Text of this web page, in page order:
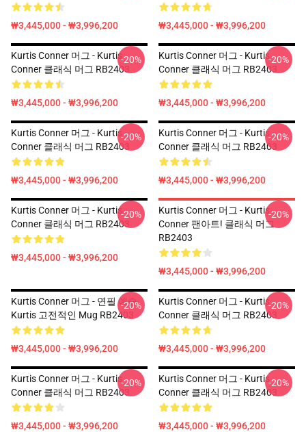
₩3,445,000 - ₩3,996,200 ₩3,445,000 - ₩3,996,200
Kurtis Conner 머그 - Kurtis
Conner 클래식 머그 RB2403
₩3,445,000 - ₩3,996,200
-20%
Kurtis Conner 머그 - Kurtis
Conner 클래식 머그 RB2403
₩3,445,000 - ₩3,996,200
-20%
Kurtis Conner 머그 - Kurtis
Conner 클래식 머그 RB2403
₩3,445,000 - ₩3,996,200
-20%
Kurtis Conner 머그 - Kurtis
Conner 클래식 머그 RB2403
₩3,445,000 - ₩3,996,200
-20%
Kurtis Conner 머그 - Kurtis
Conner 클래식 머그 RB2403
₩3,445,000 - ₩3,996,200
-20%
Kurtis Conner 머그 - Kurtis
Conner 팬아트! 클래식 머그
RB2403
₩3,445,000 - ₩3,996,200
-20%
Kurtis Conner 머그 - 연필 예술
Kurtis 고전적인 Mug RB2403
₩3,445,000 - ₩3,996,200
-20%
Kurtis Conner 머그 - Kurtis
Conner 클래식 머그 RB2403
₩3,445,000 - ₩3,996,200
-20%
Kurtis Conner 머그 - Kurtis
Conner 클래식 머그 RB2403
₩3,445,000 - ₩3,996,200
-20%
Kurtis Conner 머그 - Kurtis
Conner 클래식 머그 RB2403
₩3,445,000 - ₩3,996,200
-20%